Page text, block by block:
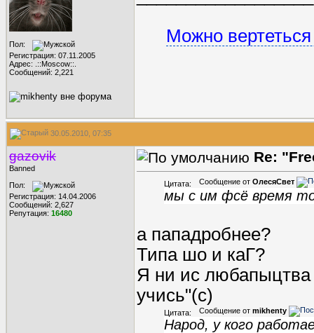
Пол:
Регистрация: 07.11.2005
Адрес: .::Moscow::.
Сообщений: 2,221
Можно
30.05.2010, 07:35
gazovik
Banned
Пол:
Регистрация: 14.04.2006
Сообщений: 2,627
Репутация: 16480
Re:
Цитата: Сообщение от ОлесяСвет
мы с им фсё время
а пападробнее?
Типа шо и каГ?
Я ни ис любапыцтва
учись"(с)
Цитата: Сообщение от mikhenty
Народ, у кого